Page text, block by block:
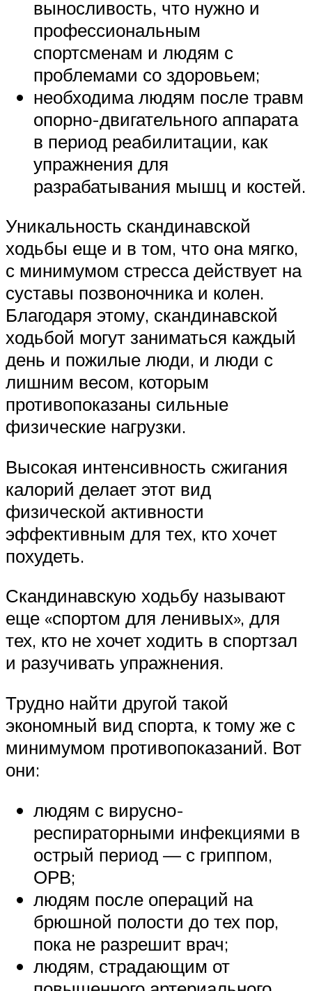
выносливость, что нужно и
профессиональным
спортсменам и людям с
проблемами со здоровьем;
необходима людям после травм
опорно-двигательного аппарата
в период реабилитации, как
упражнения для
разрабатывания мышц и костей.
Уникальность скандинавской
ходьбы еще и в том, что она мягко,
с минимумом стресса действует на
суставы позвоночника и колен.
Благодаря этому, скандинавской
ходьбой могут заниматься каждый
день и пожилые люди, и люди с
лишним весом, которым
противопоказаны сильные
физические нагрузки.
Высокая интенсивность сжигания
калорий делает этот вид
физической активности
эффективным для тех, кто хочет
похудеть.
Скандинавскую ходьбу называют
еще «спортом для ленивых», для
тех, кто не хочет ходить в спортзал
и разучивать упражнения.
Трудно найти другой такой
экономный вид спорта, к тому же с
минимумом противопоказаний. Вот
они:
людям с вирусно-
респираторными инфекциями в
острый период — с гриппом,
ОРВ;
людям после операций на
брюшной полости до тех пор,
пока не разрешит врач;
людям, страдающим от